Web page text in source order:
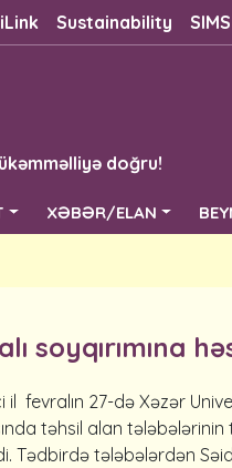
Sustainability SIMS
doğru!
XƏBƏR/ELAN
soyqırımına
il fevralın 27-də Xəzər
təhsil alan tələbələrinin
Tədbirdə tələbələrdən